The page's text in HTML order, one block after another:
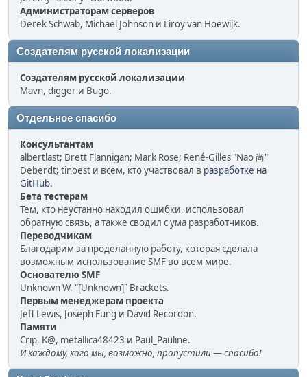
Администраторам серверов
Derek Schwab, Michael Johnson и Liroy van Hoewijk.
Создателям русской локализации
Создателям русской локализации
Mavn, digger и Bugo.
Отдельное спасибо
Консультантам
albertlast; Brett Flannigan; Mark Rose; René-Gilles "Nao 尚"
Deberdt; tinoest и всем, кто участвовал в разработке на
GitHub.
Бета тестерам
Тем, кто неустанно находил ошибки, использовал
обратную связь, а также сводил с ума разработчиков.
Переводчикам
Благодарим за проделанную работу, которая сделала
возможным использование SMF во всем мире.
Основателю SMF
Unknown W. "[Unknown]" Brackets.
Первым менеджерам проекта
Jeff Lewis, Joseph Fung и David Recordon.
Памяти
Crip, K@, metallica48423 и Paul_Pauline.
И каждому, кого мы, возможно, пропустили — спасибо!